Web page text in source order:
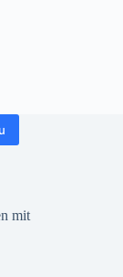
mit